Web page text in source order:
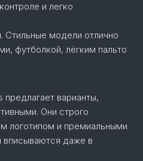
и легко
. Стильные модели отлично
футболкой, лёгким пальто
варианты,
Они строго
логотипом и премиальными
вписываются даже в